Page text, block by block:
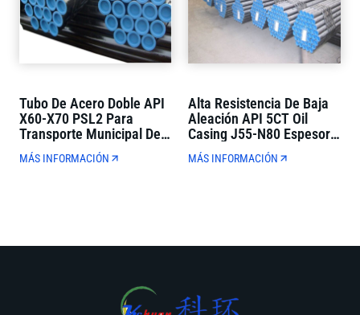
Tubo De Acero Doble API
X60-X70 PSL2 Para
Transporte Municipal De
Petróleo Y Gas
MÁS INFORMACIÓN
Alta Resistencia De Baja
Aleación API 5CT Oil
Casing J55-N80 Espesor
De Pared Completa Para
La Perforación De Pozos
MÁS INFORMACIÓN